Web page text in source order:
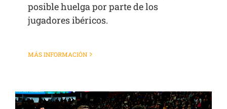
posible huelga por parte de los
jugadores ibéricos.
MÁS INFORMACIÓN